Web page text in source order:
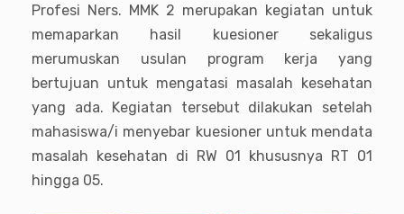
Profesi Ners. MMK 2 merupakan kegiatan untuk
memaparkan hasil kuesioner sekaligus
merumuskan usulan program kerja yang
bertujuan untuk mengatasi masalah kesehatan
yang ada. Kegiatan tersebut dilakukan setelah
mahasiswa/i menyebar kuesioner untuk mendata
masalah kesehatan di RW 01 khususnya RT 01
hingga 05.